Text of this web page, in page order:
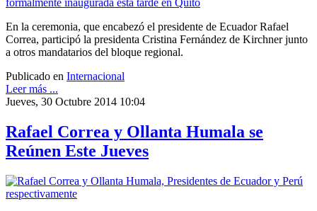
En la ceremonia, que encabezó el presidente de Ecuador Rafael
Correa, participó la presidenta Cristina Fernández de Kirchner junto
a otros mandatarios del bloque regional.
Publicado en Internacional
Leer más ...
Jueves, 30 Octubre 2014 10:04
Rafael Correa y Ollanta Humala se
Reúnen Este Jueves